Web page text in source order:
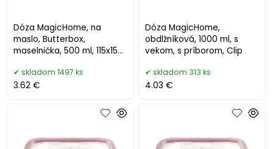
Dóza MagicHome, na
maslo, Butterbox,
maselnička, 500 ml, 115x155
skladom 1497 ks
3.62 €
Dóza MagicHome,
obdlžníková, 1000 ml, s
vekom, s príborom, Clip
skladom 313 ks
4.03 €